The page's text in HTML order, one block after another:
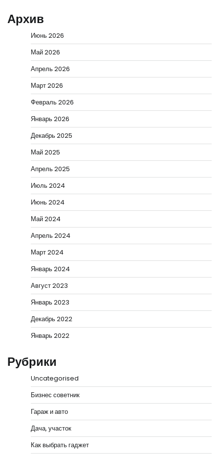
Архив
Июнь 2026
Май 2026
Апрель 2026
Март 2026
Февраль 2026
Январь 2026
Декабрь 2025
Май 2025
Апрель 2025
Июль 2024
Июнь 2024
Май 2024
Апрель 2024
Март 2024
Январь 2024
Август 2023
Январь 2023
Декабрь 2022
Январь 2022
Рубрики
Uncategorised
Бизнес советник
Гараж и авто
Дача, участок
Как выбрать гаджет